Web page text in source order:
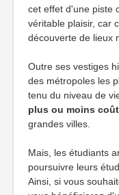
cet effet d'une piste
véritable plaisir, car
découverte de lieux
Outre ses vestiges
des métropoles les
tenu du niveau de
plus ou moins
grandes villes.
Mais, les étudiants
poursuivre leurs
Ainsi, si vous